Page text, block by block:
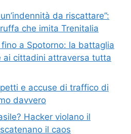
da riscattare”:
che imita Trenitalia
a Spotorno: la battaglia
ai cittadini attraversa tutta
e accuse di traffico di
davvero
Hacker violano il
il caos